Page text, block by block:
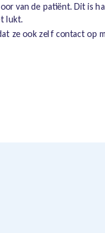
van de patiënt. Dit is
lukt.
ze ook zelf contact op